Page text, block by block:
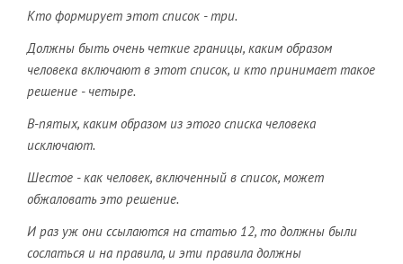
Кто формирует этот список - три.
Должны быть очень четкие границы, каким образом
человека включают в этот список, и кто принимает такое
решение - четыре.
В-пятых, каким образом из этого списка человека
исключают.
Шестое - как человек, включенный в список, может
обжаловать это решение.
И раз уж они ссылаются на статью 12, то должны были
сослаться и на правила, и эти правила должны